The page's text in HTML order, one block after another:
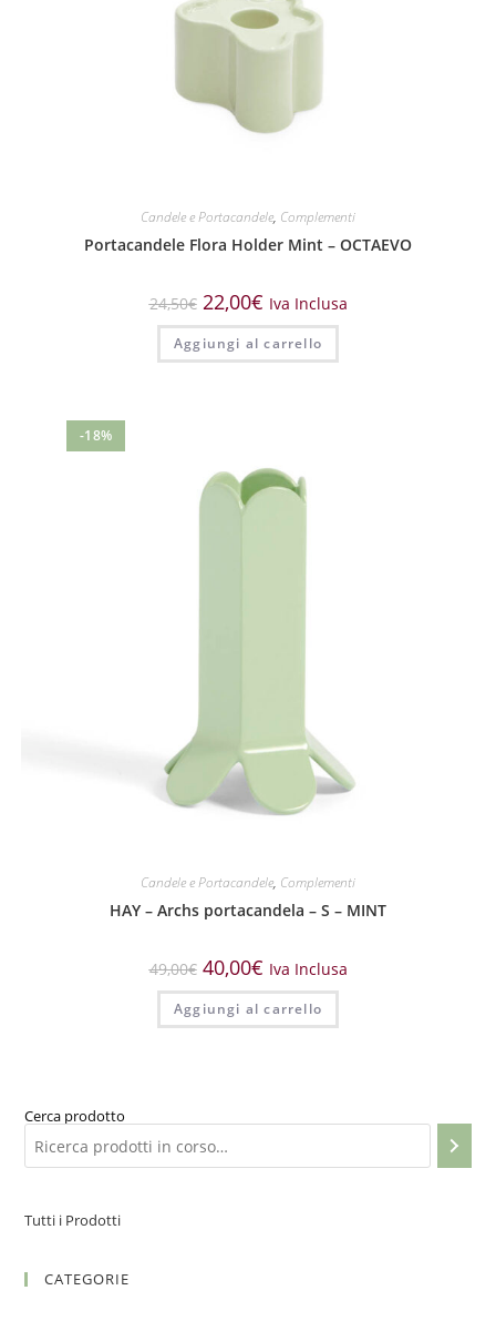
Candele e Portacandele, Complementi
Portacandele Flora Holder Mint – OCTAEVO
24,50€ 22,00€ Iva Inclusa
Aggiungi al carrello
-18%
Candele e Portacandele, Complementi
HAY – Archs portacandela – S – MINT
49,00€ 40,00€ Iva Inclusa
Aggiungi al carrello
Cerca prodotto
Tutti i Prodotti
CATEGORIE